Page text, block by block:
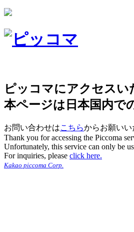
ピッコマにアクセスい
本ページは日本国内で
お問い合わせはこちらからお願いい
Thank you for accessing the Piccoma
Unfortunately, this service can only be
For inquiries, please click here.
Kakao piccoma Corp.